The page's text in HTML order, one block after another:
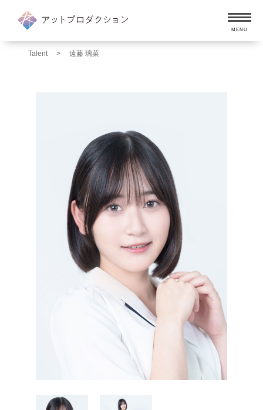
MENU
Talent > 遠藤 璃菜